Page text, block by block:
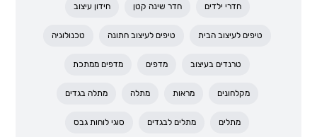
חדרי ילדים חדר שינה קטן חידון עיצוב
טיפים לעיצוב הבית טיפים לעיצוב חתונה טכנולוגיה
טרנדים בעיצוב מדפים מדפים ממתכת
מקלחונים מראות מתלה מתלה בגדים
מתלים מתלים לבגדים סוגי לוחות גבס